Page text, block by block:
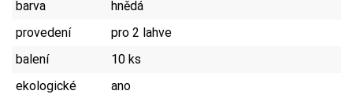
barva
hnědá
provedení
pro 2 lahve
balení
10 ks
ekologické
ano